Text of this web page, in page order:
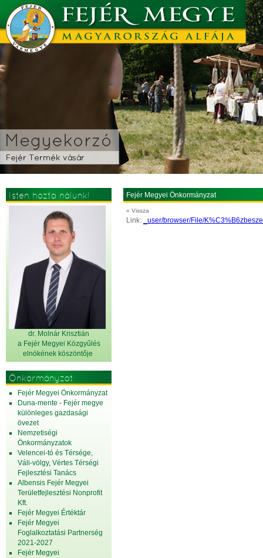
Isten hozta nálunk!
dr. Molnár Krisztián
a Fejér Megyei Közgyűlés
elnökének köszöntője
Önkormányzat
Fejér Megyei Önkormányzat
Duna-mente - Fejér megye
különleges gazdasági
övezet
Nemzetiségi
Önkormányzatok
Velencei-tó és Térsége,
Váli-völgy, Vértes Térségi
Fejlesztési Tanács
Albensis Fejér Megyei
Területfejlesztési Nonprofit
Kft.
Fejér Megyei Értéktár
Fejér Megyei
Foglalkoztatási Partnerség
2021-2027
Fejér Megyei
Fejér Megyei Önkormányzat
« Vissza
Link: _user/browser/File/